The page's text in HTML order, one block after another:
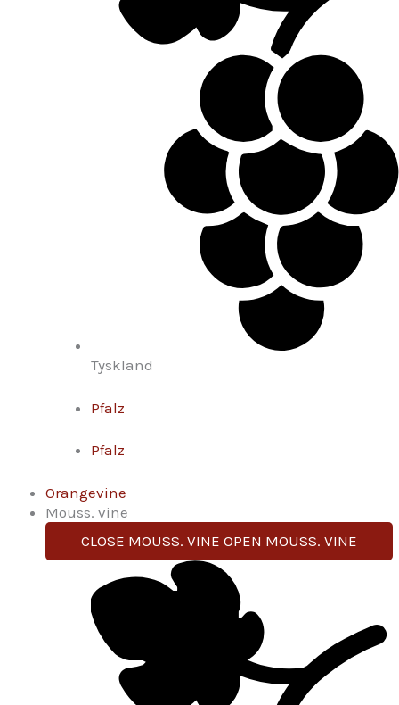
Tyskland
Pfalz
Pfalz
Orangevine
Mouss. vine
CLOSE MOUSS. VINE OPEN MOUSS. VINE